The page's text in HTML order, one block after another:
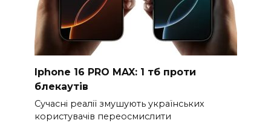
Iphone 16 PRO MAX: 1 тб проти
блекаутів
Сучасні реалії змушують українських
користувачів переосмислити